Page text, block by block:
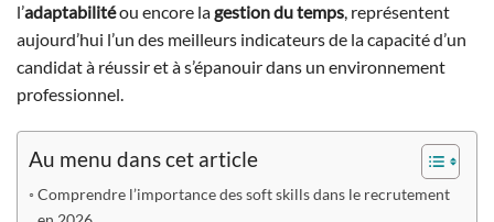
l’adaptabilitéou encore lagestion du temps, représentent
aujourd’hui l’un des meilleurs indicateurs de la capacité d’un
candidat à réussir et à s’épanouir dans un environnement
professionnel.
Au menu dans cet article
Comprendre l’importance des soft skills dans le recrutement